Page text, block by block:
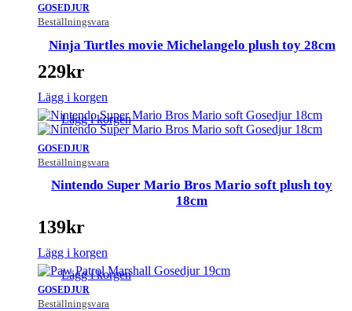
GOSEDJUR
Beställningsvara
Ninja Turtles movie Michelangelo plush toy 28cm
229kr
Lägg i korgen
GOSEDJUR
Beställningsvara
Lägg i korgen
Nintendo Super Mario Bros Mario soft plush toy
18cm
139kr
Lägg i korgen
GOSEDJUR
Beställningsvara
Lägg i korgen